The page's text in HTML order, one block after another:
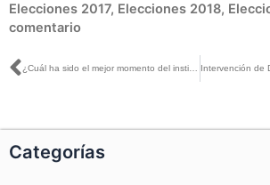
Elecciones 2017, Elecciones 2018,
comentario
Ant ¿Cuál ha sido el mejor momento del instituto electoral en sus 30 años de existencia?
Categorías